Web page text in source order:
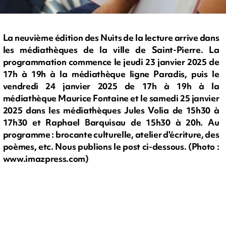
La neuvième édition des Nuits de la lecture arrive dans
les médiathèques de la ville de Saint-Pierre. La
programmation commence le jeudi 23 janvier 2025 de
17h à 19h à la médiathèque ligne Paradis, puis le
vendredi 24 janvier 2025 de 17h à 19h à la
médiathèque Maurice Fontaine et le samedi 25 janvier
2025 dans les médiathèques Jules Volia de 15h30 à
17h30 et Raphael Barquisau de 15h30 à 20h. Au
programme : brocante culturelle, atelier d'écriture, des
poèmes, etc. Nous publions le post ci-dessous. (Photo :
www.imazpress.com)